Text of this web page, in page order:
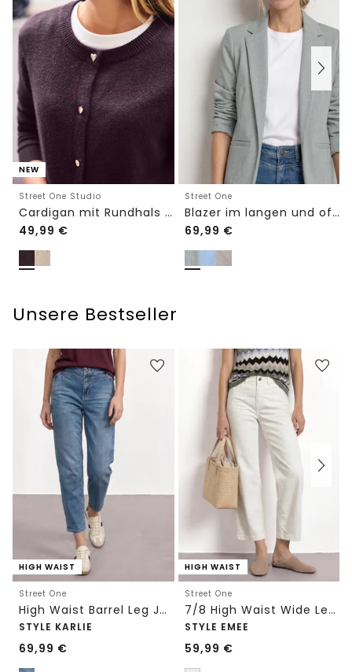
NEW
Street One Studio
Cardigan mit Rundhals und Knöpfen
49,99 €
Street One
Blazer im langen und offenen Schnitt
69,99 €
Unsere Bestseller
HIGH WAIST
Street One
High Waist Barrel Leg Jeans im Loose Fit
STYLE KARLIE
69,99 €
HIGH WAIST
Street One
7/8 High Waist Wide Leg Jeans im Loose Fit
STYLE EMEE
59,99 €